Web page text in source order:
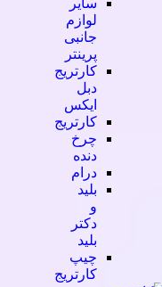
لوازم
جانبی
پرینتر
کارتریج
دبل
ایکس
کارتریج
چرخ
دنده
درام
بلید
و
دکتر
بلید
چیپ
کارتریج